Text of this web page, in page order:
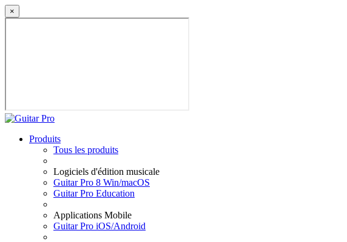
×
Produits
Tous les produits
Logiciels d'édition musicale
Guitar Pro 8 Win/macOS
Guitar Pro Education
Applications Mobile
Guitar Pro iOS/Android